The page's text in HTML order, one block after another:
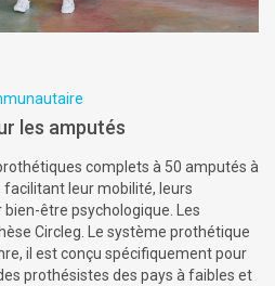
les amputés
complets à 50 amputés à
leur mobilité, leurs
être psychologique. Les
Circleg. Le système prothétique
il est conçu spécifiquement pour
prothésistes des pays à faibles et